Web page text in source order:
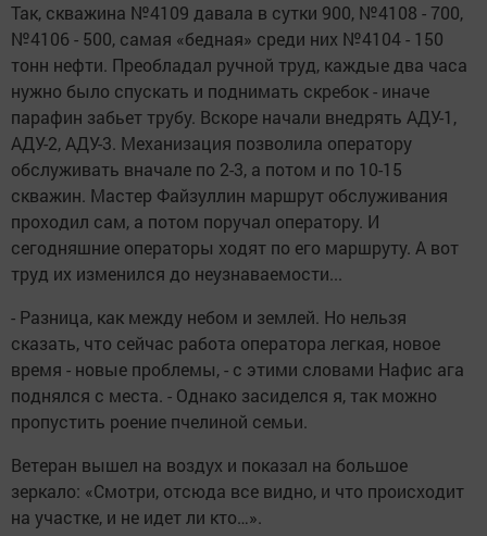
Так, скважина №4109 давала в сутки 900, №4108 - 700,
№4106 - 500, самая «бедная» среди них №4104 - 150
тонн нефти. Преобладал ручной труд, каждые два часа
нужно было спускать и поднимать скребок - иначе
парафин забьет трубу. Вскоре начали внедрять АДУ-1,
АДУ-2, АДУ-3. Механизация позволила оператору
обслуживать вначале по 2-3, а потом и по 10-15
скважин. Мастер Файзуллин маршрут обслуживания
проходил сам, а потом поручал оператору. И
сегодняшние операторы ходят по его маршруту. А вот
труд их изменился до неузнаваемости...
- Разница, как между небом и землей. Но нельзя
сказать, что сейчас работа оператора легкая, новое
время - новые проблемы, - с этими словами Нафис ага
поднялся с места. - Однако засиделся я, так можно
пропустить роение пчелиной семьи.
Ветеран вышел на воздух и показал на большое
зеркало: «Смотри, отсюда все видно, и что происходит
на участке, и не идет ли кто…».